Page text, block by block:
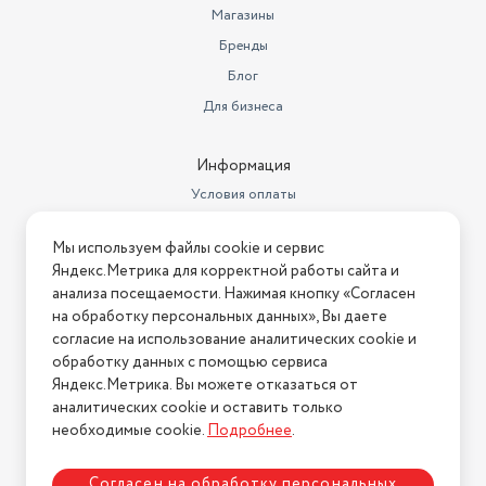
Магазины
Бренды
Блог
Для бизнеса
Информация
Условия оплаты
Условия возврата
Нашли ошибку на сайте? Напишите нам
2026 © Интернет-магазин "АстМаркет". У нас есть всё!
Политика конфиденциальности
Мы используем файлы cookie и сервис
Яндекс.Метрика для корректной работы сайта и
анализа посещаемости. Нажимая кнопку «Согласен
на обработку персональных данных», Вы даете
согласие на использование аналитических cookie и
обработку данных с помощью сервиса
Яндекс.Метрика. Вы можете отказаться от
аналитических cookie и оставить только
необходимые cookie.Подробнее.